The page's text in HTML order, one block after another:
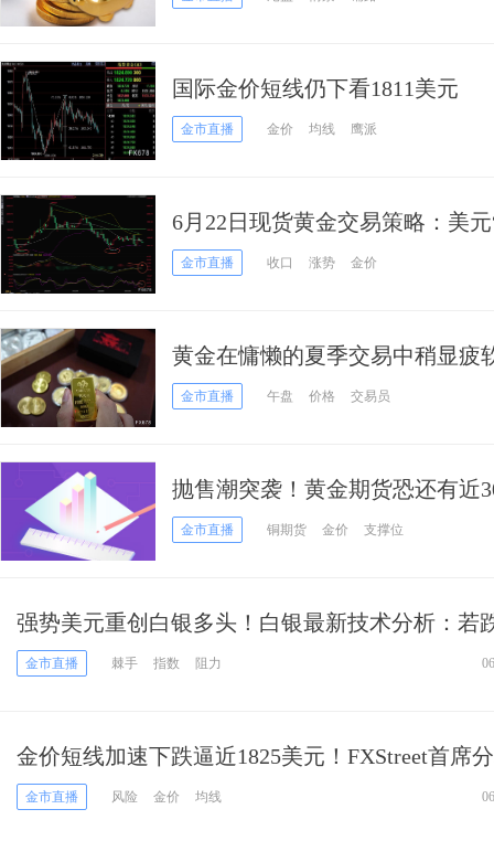
国际金价短线仍下看1811美元
金市直播 金价 均线 鹰派
6月22日现货黄金交易策略：美
头“初露败像”
金市直播 收口 涨势 金价
黄金在慵懒的夏季交易中稍显疲
金市直播 午盘 价格 交易员
抛售潮突袭！黄金期货恐还有近
黄金、白银、原油和铜最新技术
金市直播 铜期货 金价 支撑位
强势美元重创白银多头！白银最新技术分析：若
支撑 银价恐再大挫逾3%
金市直播 棘手 指数 阻力
金价短线加速下跌逼近1825美元！FXStreet首席
黄金空头掌控局势 金价恐还要跌
金市直播 风险 金价 均线